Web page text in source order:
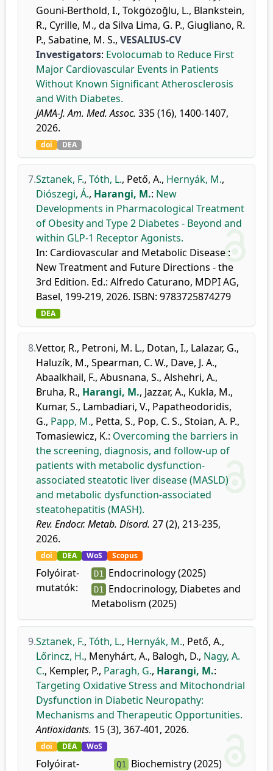
Gouni-Berthold, I., Tokgözoğlu, L., Blankstein,
R., Cyrille, M., da Silva Lima, G. P., Giugliano, R.
P., Sabatine, M. S., VESALIUS-CV
Investigators: Evolocumab to Reduce First
Major Cardiovascular Events in Patients
Without Known Significant Atherosclerosis
and With Diabetes.
JAMA-J. Am. Med. Assoc. 335 (16), 1400-1407,
2026.
doi DEA
7.Sztanek, F., Tóth, L., Pető, A., Hernyák, M.,
Diószegi, Á., Harangi, M.: New
Developments in Pharmacological Treatment
of Obesity and Type 2 Diabetes - Beyond and
within GLP-1 Receptor Agonists.
In: Cardiovascular and Metabolic Disease :
New Treatment and Future Directions - the
3rd Edition. Ed.: Alfredo Caturano, MDPI AG,
Basel, 199-219, 2026. ISBN: 9783725874279
DEA
8.Vettor, R., Petroni, M. L., Dotan, I., Lalazar, G.,
Haluzík, M., Spearman, C. W., Dave, J. A.,
Abaalkhail, F., Abusnana, S., Alshehri, A.,
Bruha, R., Harangi, M., Jazzar, A., Kukla, M.,
Kumar, S., Lambadiari, V., Papatheodoridis,
G., Papp, M., Petta, S., Pop, C. S., Stoian, A. P.,
Tomasiewicz, K.: Overcoming the barriers in
the screening, diagnosis, and follow-up of
patients with metabolic dysfunction-
associated steatotic liver disease (MASLD)
and metabolic dysfunction-associated
steatohepatitis (MASH).
Rev. Endocr. Metab. Disord. 27 (2), 213-235,
2026.
doi DEA WoS Scopus
Folyóirat-
mutatók:
D1 Endocrinology (2025)
D1 Endocrinology, Diabetes and
Metabolism (2025)
9.Sztanek, F., Tóth, L., Hernyák, M., Pető, A.,
Lőrincz, H., Menyhárt, A., Balogh, D., Nagy, A.
C., Kempler, P., Paragh, G., Harangi, M.:
Targeting Oxidative Stress and Mitochondrial
Dysfunction in Diabetic Neuropathy:
Mechanisms and Therapeutic Opportunities.
Antioxidants. 15 (3), 367-401, 2026.
doi DEA WoS
Folyóirat-
Q1 Biochemistry (2025)